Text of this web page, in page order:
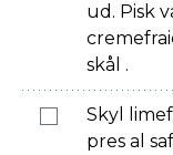
ud. Pisk
skål .
Skyl
pres al